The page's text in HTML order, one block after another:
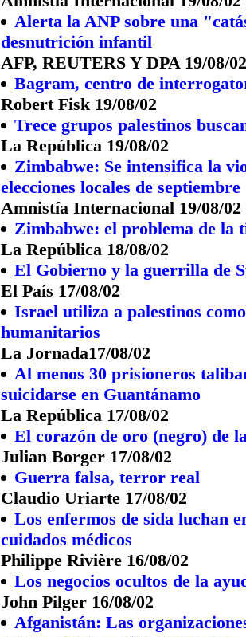
Alerta la ANP sobre una
desnutrición infantil
AFP, REUTERS Y DPA 19/08/02
Bagram, centro de
Robert Fisk 19/08/02
Trece grupos palestinos
La República 19/08/02
Zimbabwe: Se intensifica la
elecciones locales de septiembre
Amnistía Internacional 19/08/02
Zimbabwe: el problema de la
La República 18/08/02
El Gobierno y la guerrilla de
El País 17/08/02
Israel utiliza a palestinos
humanitarios
La Jornada17/08/02
Al menos 30 prisioneros
suicidarse en Guantánamo
La República 17/08/02
El corazón de oro (negro) de
Julian Borger 17/08/02
Guerra falsa, terror real
Claudio Uriarte 17/08/02
Los enfermos de sida luchan
cuidados médicos
Philippe Rivière 16/08/02
Los negocios ocultos de la
John Pilger 16/08/02
Afganistán: Las